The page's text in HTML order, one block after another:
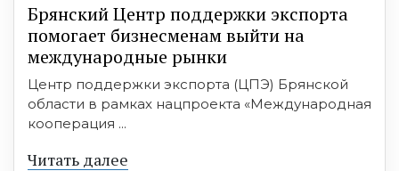
Брянский Центр поддержки экспорта
помогает бизнесменам выйти на
международные рынки
Центр поддержки экспорта (ЦПЭ) Брянской
области в рамках нацпроекта «Международная
кооперация ...
Читать далее